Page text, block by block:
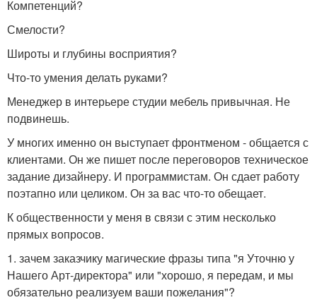
Компетенций?
Смелости?
Широты и глубины восприятия?
Что-то умения делать руками?
Менеджер в интерьере студии мебель привычная. Не
подвинешь.
У многих именно он выступает фронтменом - общается с
клиентами. Он же пишет после переговоров техническое
задание дизайнеру. И программистам. Он сдает работу
поэтапно или целиком. Он за вас что-то обещает.
К общественности у меня в связи с этим несколько
прямых вопросов.
1. зачем заказчику магические фразы типа "я Уточню у
Нашего Арт-директора" или "хорошо, я передам, и мы
обязательно реализуем ваши пожелания"?